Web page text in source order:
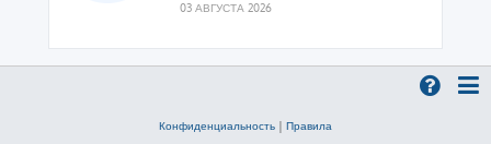
03 АВГУСТА 2026
сразу несколько преимуществ...
Конфиденциальность | Правила